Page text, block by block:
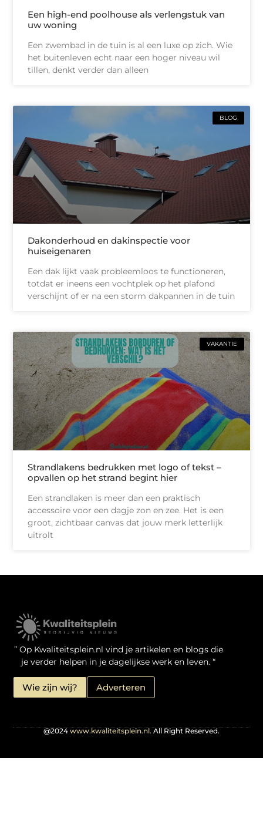
Een high-end poolhouse als verlengstuk van
uw woning
Een zwembad in de tuin is al een luxe op zich. Wie
het buitenleven echt naar een hoger niveau wil
tillen, denkt verder dan alleen
BLOG
Dakonderhoud en dakinspectie voor
huiseigenaren
Een dak lijkt vaak probleemloos te functioneren,
totdat er ineens een vochtplek op het plafond
verschijnt of er na een storm dakpannen in de tuin
VAKANTIE
Strandlakens bedrukken met logo of tekst –
opvallen op het strand begint hier
Een strandlaken is meer dan een praktisch
accessoire voor een dagje zon en zee. Het is een
groot, zichtbaar canvas dat jouw merk letterlijk
uitrolt
” Op Kwaliteitsplein.nl vind je artikelen en blogs die
je verder helpen in je dagelijkse werk en leven. “
Wie zijn wij? Adverteren
@2024 www.kwaliteitsplein.nl. All Right Reserved.